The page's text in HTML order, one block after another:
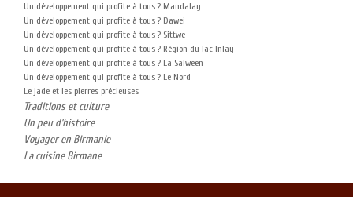
Un développement qui profite à tous ? Mandalay
Un développement qui profite à tous ? Dawei
Un développement qui profite à tous ? Sittwe
Un développement qui profite à tous ? Région du lac Inlay
Un développement qui profite à tous ? La Salween
Un développement qui profite à tous ? Le Nord
Le jade et les pierres précieuses
Traditions et culture
Un peu d’histoire
Voyager en Birmanie
La cuisine Birmane